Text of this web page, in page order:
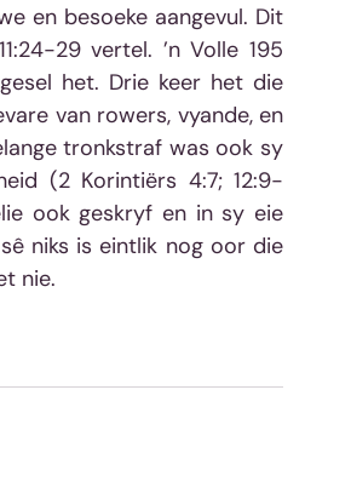
en besoeke aangevul. Dit
29 vertel. ’n Volle 195
het. Drie keer het die
van rowers, vyande, en
tronkstraf was ook sy
(2 Korintiërs 4:7; 12:9-
ook geskryf en in sy eie
niks is eintlik nog oor die
nie.